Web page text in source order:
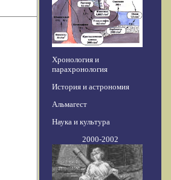
Хронология и
парахронология
История и астрономия
Альмагест
Наука и культура
2000-2002